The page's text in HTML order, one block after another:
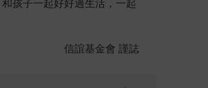
孩子一起好好過生活，一起
信誼基金會 謹誌